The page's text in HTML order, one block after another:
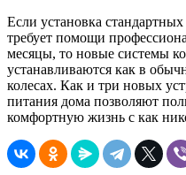
Если установка
требует помощи
месяцы, то новые системы
устанавливаются как в
колесах. Как и три новых
питания дома позволяют
комфортную жизнь с как